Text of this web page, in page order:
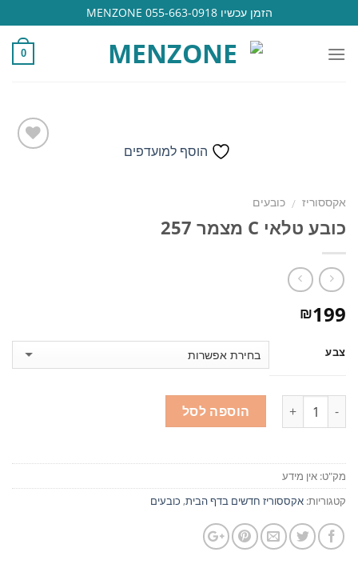
to
content
הזמן עכשיו 055-663-0918 MENZONE
0
הוסף למועדפים
אקססוריז / כובעים
כובע טלאי C מצמר 257
₪199
צבע
הוספה לסל
מק"ט: אין מידע
קטגוריות: אקססוריז חדשים בדף הבית, כובעים